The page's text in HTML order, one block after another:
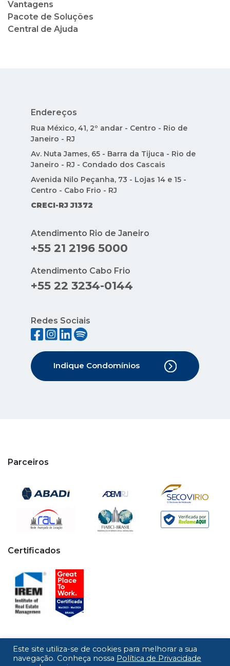
Vantagens
Pacote de Soluções
Central de Ajuda
Endereços
Rua México, 41, 2º andar - Centro - Rio de
Janeiro - RJ
Av. Nuta James, 65 - Barra da Tijuca - Rio de
Janeiro - RJ - Condado dos Cascais
Avenida Nilo Peçanha, 73 - Lojas 14 e 15 -
Centro - Cabo Frio - RJ
CRECI-RJ J1372
Atendimento Rio de Janeiro
+55 21 2196 5000
Atendimento Cabo Frio
+55 22 3234-0144
Redes Sociais
Indique Condomínios
Parceiros
Certificados
Copyright © 2020 - 2026 Cipa. Todos os direitos
Este site utiliza-se de cookies para melhorar a sua
navegação. Conheça nossa Política de Privacidade